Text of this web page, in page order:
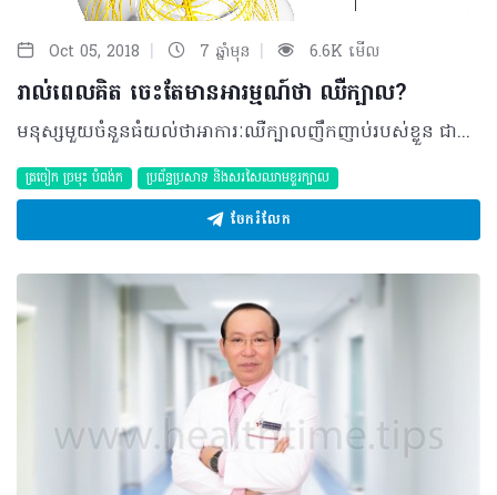
Oct 05, 2018 | 7 ឆ្នាំមុន | 6.6K មើល
រាល់ពេលគិត ចេះតែមានអារម្មណ៍ថា ឈឺក្បាល?
មនុស្សមួយចំនួនធំយល់ថាអាការៈឈឺក្បាលញឹកញាប់របស់ខ្លួន ជាសញ្ញានៃផលប៉ះពាល់លើប្រព័ន្ធប្រសាទ ក្នុងពេលដែលអ្នកផ្សេងទៀត ហាក់មិនចាប់អារម្មណ៍ ឬសន្និដ្ឋានថាវាជាធម្មជាតិនៃការគិតច្រើន។ ដូច្នេះ ការពិតយ៉ាងណានោះ ករណីសិក្សាខាងក្រោមនឹងបង្ហាញលោកអ្នក…. សំណួរ៖ នាងខ្ញុំអាយុ ២២ឆ្នាំ កម្ពស់១ម៉ែត្រ៦២ ទម្ងន់ ៥១គីឡូក្រាម មានមុខរបរជានិស្សិត។ អស់រយៈពេល ៣ឆ្នាំមកហើយ ខ្ញុំមានអាការៈឈឺក្បាលខាងឆ្វេង និងព្រិលភ្នែក។ ខ្ញុំធ្លាប់ទទួលបានការព្យាបាលដោយការព្យួរសេរ៉ូម និងប្រើប្រាស់ថ្នាំ។ តើខ្ញុំគួរធ្វើយ៉ាងណាចំពោះជំងឺនេះ ប្រសិនបើពេលដែលខ្ញុំគិត គឺតែងមានអារម្មណ៍ឈឺ? ចម្លើយ៖ ដោយសារប្អូនស្រីជានិស្សិត មានការឈឺក្បាលខ្លាំងនៅពេលគិតច្រើន ហើយការព្យាបាលដោយព្យួរសេរ៉ូម និងប្រើប្រាស់ថ្នាំ គ្រាន់តែជួយសម្រួលបណ្តោះអាសន្នទេ។ ការឈឺក្បាលអស់រយៈពេល៣ឆ្នាំនេះ ប្រសិនបើតាមការវិភាគមិនមានការប៉ះពាល់ដល់ប្រព័ន្ធសរសៃប្រសាទខួរក្បាលនោះទេ ព្រោះមិនមានរោគសញ្ញាមួយចំនួនដូចជាកម្រើកដៃជើងមិនរួច ការប៉ះពាល់ដល់ភ្នែកដូចជាបិទភ្នែកមិនជិត និងអាការៈផ្សេងទៀតទេ ហើយដោយសារប្អូនមិនបានបញ្ជាក់ការឈឺចាប់ និងកម្រិតនៃការឈឺចាប់ផងដែរ។ ករណីប្អូនស្រី គួរតែរៀបចំរបៀបរស់នៅ ការគេង និងរបៀបគិតឡើងវិញ។ ការគិតឲ្យបានត្រឹមត្រូវ និងមានពេលវេលាច្បាស់លាស់អាចជួយសម្រួលប្អូនឲ្យធូរស្រាលពីការឈឺក្បាលបាន ប៉ុន្តែ គួរមកជួបវេជ្ជបណ្ឌិតជំនាញផ្នែកប្រព័ន្ធប្រសាទ និងខួរក្បាលដើម្បីពិភាក្សា ផ្តល់យោបល់បន្ថែម ធ្វើរោគវិនិច្ឆ័យបានត្រឹមត្រូវ និងថាប្អូនមាន ឬក៏គ្មាន ជំងឺប្រកាំង (Migraine)។ បកស្រាយដោយ ៖ សាស្ត្រាចារ្យ វេជ្ជបណ្ឌិត ជុំ ណាវុធ ឯកទេសប្រព័ន្ធសរសៃប្រសាទ សរសៃឈាមខួរក្បាល និងជានាយផ្នែកសរសៃប្រសាទខួរក្បាល នៃមន្ទីរពេទ្យមិត្តភាពខ្មែរ-សូវៀត ©2018 រក្សាសិទ្ធិគ្រប់យ៉ាង​ដោយ Healthtime Corporation ចំពោះគ្រប់អត្ថបទដោយគ្មានផ្នែកណាមួយត្រូវបោះពុម្ពផ្សាយចូល ប្រព័ន្ធអ៊ីនធឺណែតឧបករណ៍អេឡិចត្រូនិកអាត់ជាសំឡេងឬថតចំលងគ្រប់រូបភាពដោយគ្មានការអនុញ្ញាតឡើយ
ត្រចៀក ច្រមុះ បំពង់ក ប្រព័ន្ធប្រសាទ និងសរសៃឈាមខួរក្បាល
ចែករំលែក